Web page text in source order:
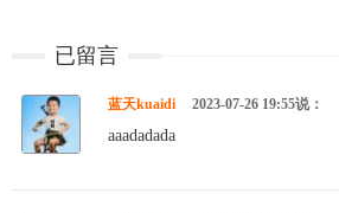
已留言
蓝天kuaidi 2023-07-26 19:55说：
aaadadada